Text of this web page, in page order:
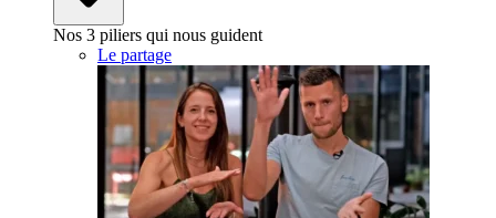
Nos 3 piliers qui nous guident
Le partage